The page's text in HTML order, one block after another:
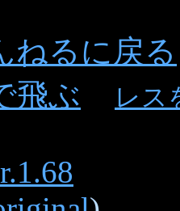
ねるに戻る
飛ぶ
レス